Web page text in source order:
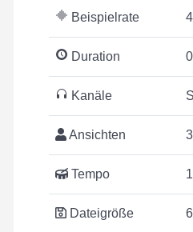
Beispielrate
Duration
Kanäle
Ansichten
Tempo
Dateigröße